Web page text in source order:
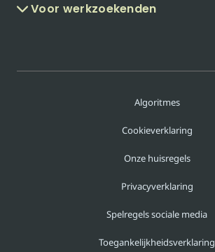
Voor werkzoekenden
Algoritmes
Cookieverklaring
Onze huisregels
Privacyverklaring
Spelregels sociale media
Toegankelijkheidsverklaring